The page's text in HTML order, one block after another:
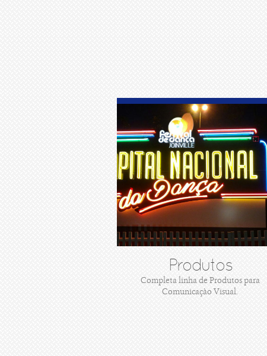
Produtos
Completa linha de Produtos para
Comunicaçào Visual.